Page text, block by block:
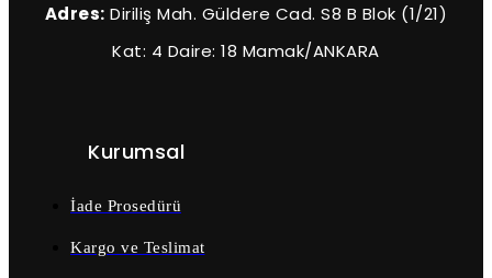
Adres: Diriliş Mah. Güldere Cad. S8 B Blok (1/21)
Kat: 4 Daire: 18 Mamak/ANKARA
Kurumsal
İade Prosedürü
Kargo ve Teslimat